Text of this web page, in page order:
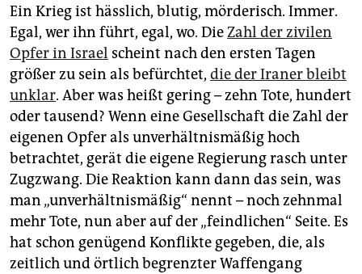
Ein Krieg ist hässlich, blutig, mörderisch. Immer.
Egal, wer ihn führt, egal, wo. DieZahl der zivilen
Opfer in Israel scheint nach den ersten Tagen
größer zu sein als befürchtet, die der Iraner bleibt
unklar. Aber was heißt gering – zehn Tote, hundert
oder tausend? Wenn eine Gesellschaft die Zahl der
eigenen Opfer als unverhältnismäßig hoch
betrachtet, gerät die eigene Regierung rasch unter
Zugzwang. Die Reaktion kann dann das sein, was
man „unverhältnismäßig“ nennt – noch zehnmal
mehr Tote, nun aber auf der „feindlichen“ Seite. Es
hat schon genügend Konflikte gegeben, die, als
zeitlich und örtlich begrenzter Waffengang